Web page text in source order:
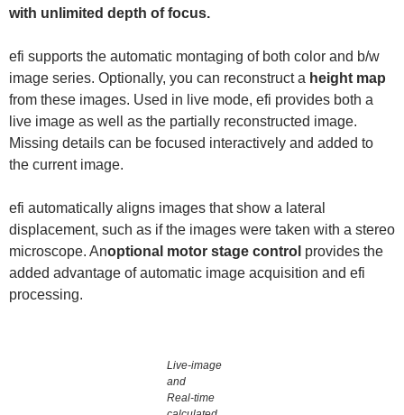
with unlimited depth of focus.
efi supports the automatic montaging of both color and b/w
image series. Optionally, you can reconstruct a height map
from these images. Used in live mode, efi provides both a
live image as well as the partially reconstructed image.
Missing details can be focused interactively and added to
the current image.
efi automatically aligns images that show a lateral
displacement, such as if the images were taken with a stereo
microscope. Anoptional motor stage control provides the
added advantage of automatic image acquisition and efi
processing.
Live-image
and
Real-time